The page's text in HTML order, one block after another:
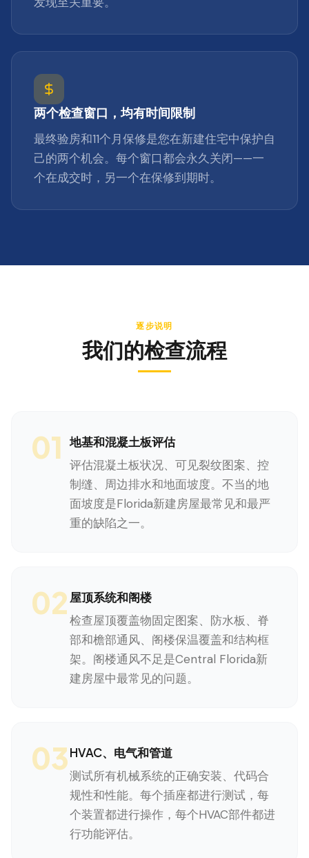
两个检查窗口，均有时间限制
最终验房和11个月保修是您在新建住宅中保护自
己的两个机会。每个窗口都会永久关闭——一
个在成交时，另一个在保修到期时。
逐步说明
我们的检查流程
01 地基和混凝土板评估
评估混凝土板状况、可见裂纹图案、控
制缝、周边排水和地面坡度。不当的地
面坡度是Florida新建房屋最常见和最严
重的缺陷之一。
02 屋顶系统和阁楼
检查屋顶覆盖物固定图案、防水板、脊
部和檐部通风、阁楼保温覆盖和结构框
架。阁楼通风不足是Central Florida新
建房屋中最常见的问题。
03HVAC、电气和管道
测试所有机械系统的正确安装、代码合
规性和性能。每个插座都进行测试，每
个装置都进行操作，每个HVAC部件都进
行功能评估。